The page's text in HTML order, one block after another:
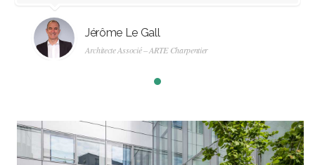
Jérôme Le Gall
Architecte Associé – ARTE Charpentier